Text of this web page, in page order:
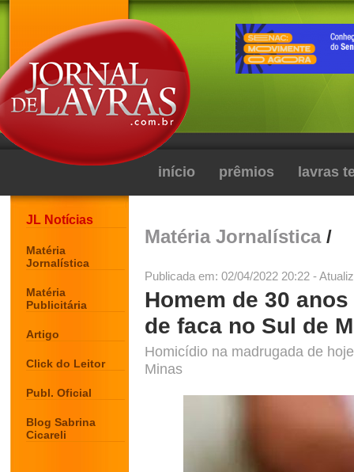
início prêmios lavras
JL Notícias
Matéria
Jornalística
Matéria
Publicitária
Artigo
Click do Leitor
Publ. Oficial
Blog Sabrina
Cicareli
Matéria Jornalística/
Publicada em: 02/04/2022 20:22 -
Homem de 30
de faca no Sul de
Homicídio na madrugada de
Minas